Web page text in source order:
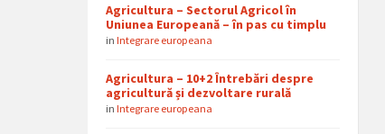
Agricultura – Sectorul Agricol în
Uniunea Europeană – în pas cu timplu
inIntegrare europeana
Agricultura – 10+2 Întrebări despre
agricultură și dezvoltare rurală
inIntegrare europeana